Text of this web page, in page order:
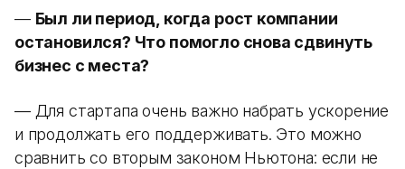
— Был ли период, когда рост компании
остановился? Что помогло снова сдвинуть
бизнес с места?
— Для стартапа очень важно набрать ускорение
и продолжать его поддерживать. Это можно
сравнить со вторым законом Ньютона: если не